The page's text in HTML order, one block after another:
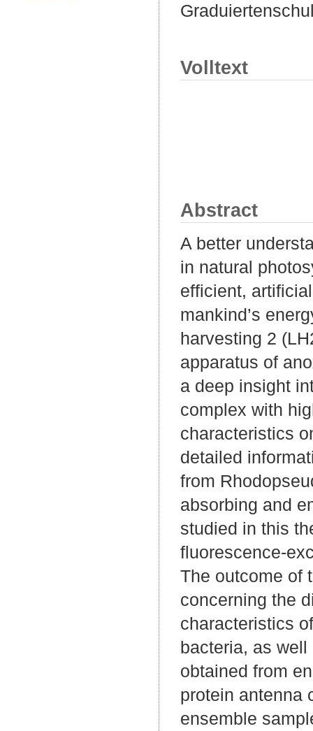
Volltext
Abstract
A better
in natural
efficient,
mankind’s
harvesting 2
apparatus of
a deep insight
complex with
characteristics
detailed
from
absorbing and
studied in this
fluorescence-
The outcome of
concerning the
characteristics
bacteria, as
obtained from
protein antenna
ensemble